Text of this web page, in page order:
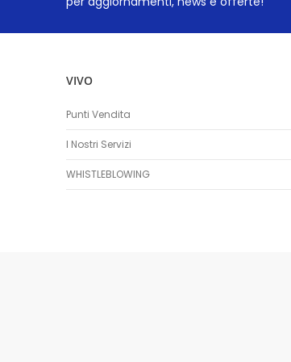
VIVO
Punti Vendita
I Nostri Servizi
WHISTLEBLOWING